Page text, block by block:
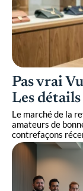
Pas vrai
Les
Le marché de la
amateurs de
contrefaçons